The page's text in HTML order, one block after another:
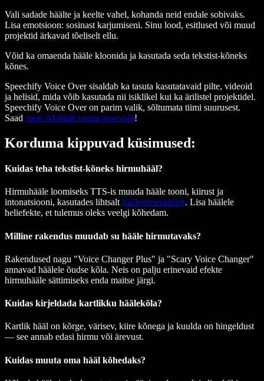
Vali sadade häälte ja keelte vahel, kohanda neid endale sobivaks.
Lisa emotsioon: sosinast karjumiseni. Sinu lood, esitlused või muud
projektid ärkavad tõeliselt ellu.
Võid ka omaenda hääle kloonida ja kasutada seda tekstist-kõneks
kõnes.
Speechify Voice Over sisaldab ka tasuta kasutatavaid pilte, videoid
ja helisid, mida võib kasutada nii isiklikel kui ka ärilistel projektidel.
Speechify Voice Over on parim valik, sõltumata tiimi suurusest.
Saad meie AI-häält tasuta proovida!
Korduma kippuvad küsimused:
Kuidas teha tekstist-kõneks hirmuhääl?
Hirmuhääle loomiseks TTS-is muuda hääle tooni, kiirust ja
intonatsiooni, kasutades lihtsalt häälegeneraatorit. Lisa häälele
heliefekte, et tulemus oleks veelgi kõhedam.
Milline rakendus muudab su hääle hirmutavaks?
Rakendused nagu "Voice Changer Plus" ja "Scary Voice Changer"
annavad häälele õudse kõla. Neis on palju erinevaid efekte
hirmuhääle sättimiseks enda maitse järgi.
Kuidas kirjeldada kartlikku häälekõla?
Kartlik hääl on kõrge, värisev, kiire kõnega ja kuulda on hingeldust
— see annab edasi hirmu või ärevust.
Kuidas muuta oma hääl kõhedaks?